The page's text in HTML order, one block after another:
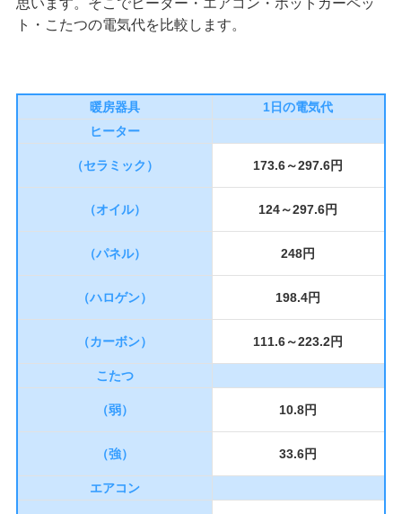
思います。そこでヒーター・エアコン・ホットカーペッ
ト・こたつの電気代を比較します。
暖房器具
1日の電気代
ヒーター
（セラミック） 173.6～297.6円
（オイル） 124～297.6円
（パネル） 248円
（ハロゲン） 198.4円
（カーボン） 111.6～223.2円
こたつ
（弱） 10.8円
（強） 33.6円
エアコン